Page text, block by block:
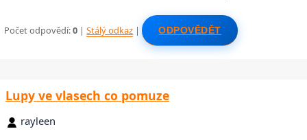
Počet odpovědí:0 |Stálý odkaz | ODPOVĚDĚT
Lupy ve vlasech co pomuze
rayleen